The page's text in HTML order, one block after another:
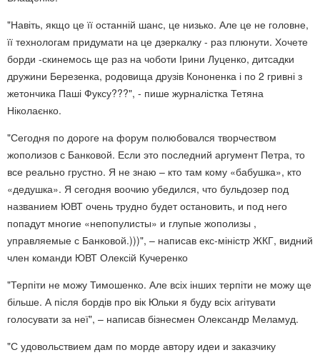
"Навіть, якщо це її останній шанс, це низько. Але це не головне,
її технологам придумати на це дзеркалку - раз плюнути. Хочете
борди -скинемось ще раз на чоботи Ірини Луценко, дитсадки
дружини Березенка, родовища друзів Кононенка і по 2 гривні з
жетончика Паші Фуксу???", - пише журналістка Тетяна
Ніколаєнко.
"Сегодня по дороге на форум полюбовался творчеством
жополизов с Банковой. Если это последний аргумент Петра, то
все реально грустно. Я не знаю – кто там кому «бабушка», кто
«дедушка». Я сегодня воочию убедился, что бульдозер под
названием ЮВТ очень трудно будет остановить, и под него
попадут многие «непопулисты» и глупые жополизы ,
управляемые с Банковой.)))", – написав екс-міністр ЖКГ, видний
член команди ЮВТ Олексій Кучеренко
"Терпіти не можу Тимошенко. Але всіх інших терпіти не можу ще
більше. А після бордів про вік Юльки я буду всіх агітувати
голосувати за неї", – написав бізнесмен Олександр Меламуд.
"С удовольствием дам по морде автору идеи и заказчику